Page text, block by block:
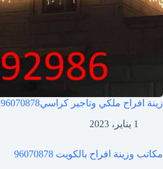
زينة افراح ملكي وتاجير كراسي96070878
1 يناير، 2023
مكاتب وزينة افراح بالكويت 96070878